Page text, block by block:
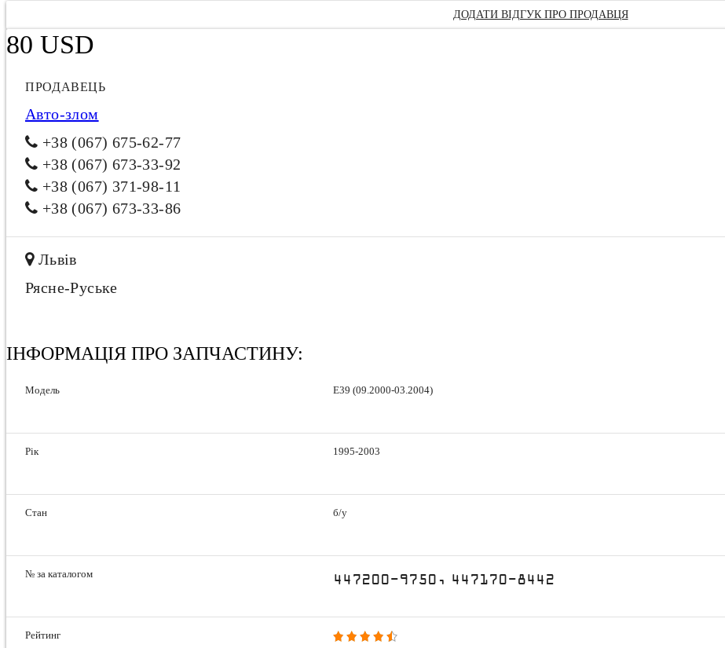
ДОДАТИ ВІДГУК ПРО ПРОДАВЦЯ
80 USD
ПРОДАВЕЦЬ
Авто-злом
+38 (067) 675-62-77
+38 (067) 673-33-92
+38 (067) 371-98-11
+38 (067) 673-33-86
Львів
Рясне-Руське
ІНФОРМАЦІЯ ПРО ЗАПЧАСТИНУ:
Модель E39 (09.2000-03.2004)
Рік 1995-2003
Стан б/у
№ за каталогом 447200-9750, 447170-8442
Рейтинг